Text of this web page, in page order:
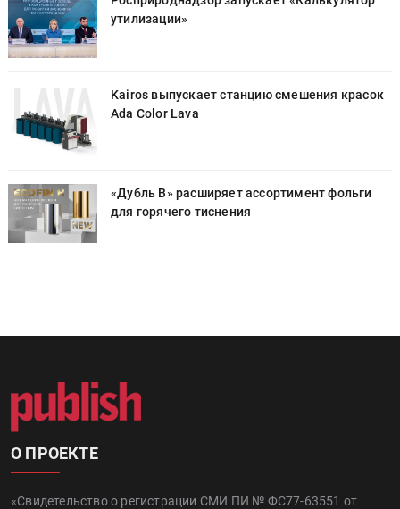
утилизации»
Kairos выпускает станцию смешения красок
Ada Color Lava
«Дубль В» расширяет ассортимент фольги
для горячего тиснения
О ПРОЕКТЕ
«Свидетельство о регистрации СМИ ПИ № ФС77-63551 от